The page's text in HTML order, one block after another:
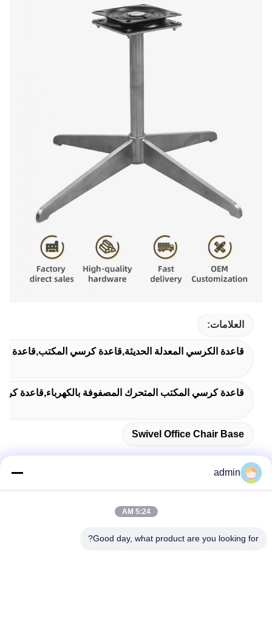
العلامات:
قاعدة الكرسي المعدلة الحديثة,قاعدة كرسي المكتب,قاعدة
قاعدة كرسي المكتب المتحرك المصفوفة بالكهرباء,قاعدة
Swivel Office Chair Base
عنوان
admin
5:24 AM
Good day, what product are you looking for?